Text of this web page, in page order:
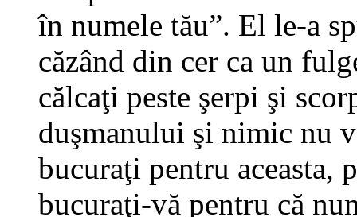
în numele tău”. El le-a
căzând din cer ca un
călcaţi peste şerpi şi
duşmanului şi nimic nu
bucuraţi pentru aceasta,
bucuraţi-vă pentru că